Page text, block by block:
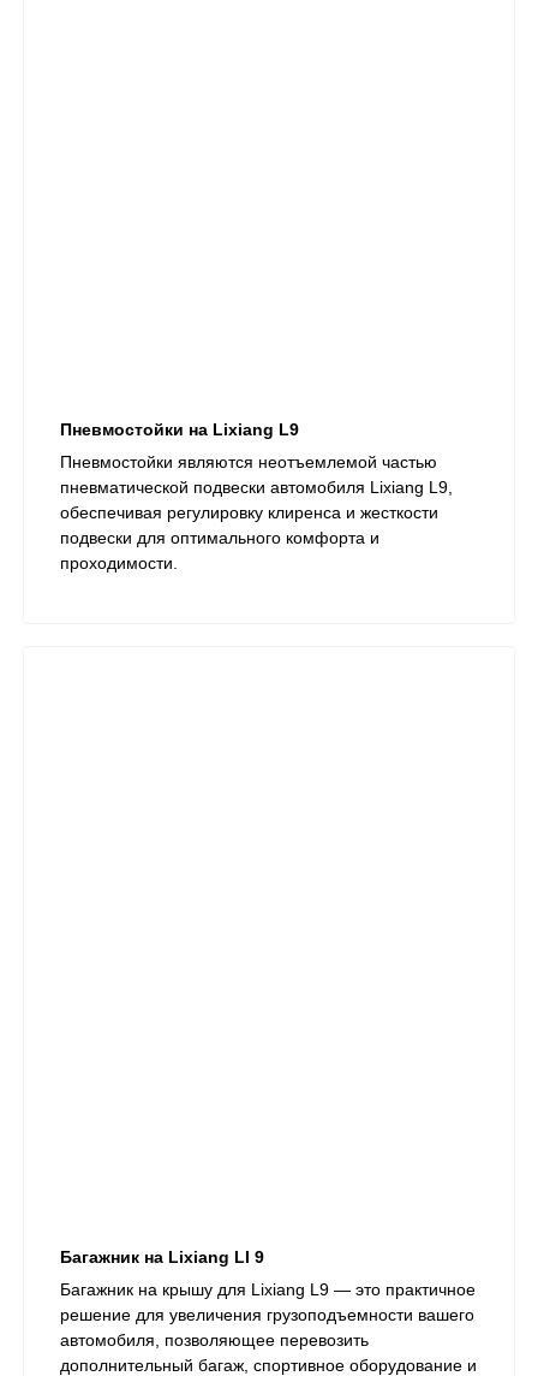
Пневмостойки на Lixiang L9
​Пневмостойки являются неотъемлемой частью
пневматической подвески автомобиля Lixiang L9,
обеспечивая регулировку клиренса и жесткости
подвески для оптимального комфорта и
проходимости.
Багажник на Lixiang LI 9
​Багажник на крышу для Lixiang L9 — это практичное
решение для увеличения грузоподъемности вашего
автомобиля, позволяющее перевозить
дополнительный багаж, спортивное оборудование и